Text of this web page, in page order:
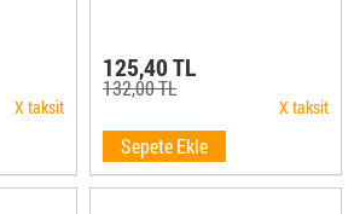
X taksit
125,40 TL
132,00 TL
X taksit
Sepete Ekle